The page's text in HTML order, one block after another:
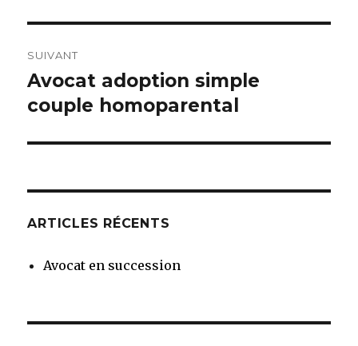
SUIVANT
Article
suivant :
Avocat adoption simple
couple homoparental
ARTICLES RÉCENTS
Avocat en succession